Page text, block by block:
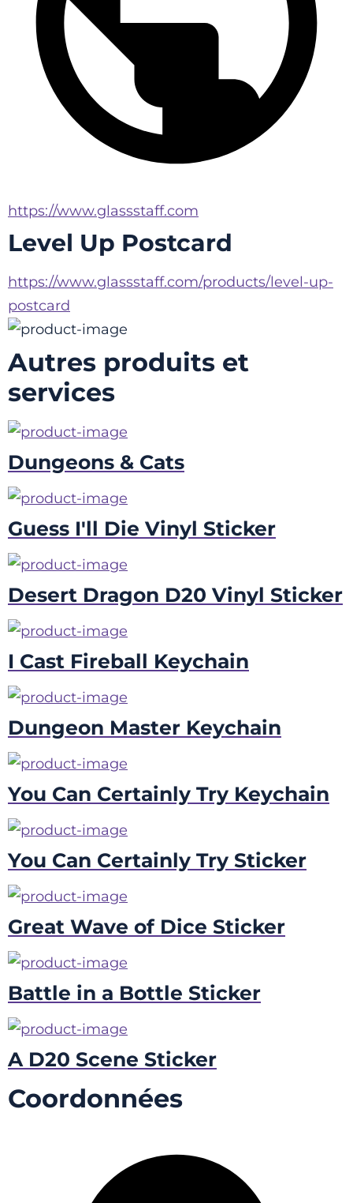
https://www.glassstaff.com
Level Up Postcard
https://www.glassstaff.com/products/level-up-
postcard
Autres produits et
services
Dungeons & Cats
Guess I'll Die Vinyl Sticker
Desert Dragon D20 Vinyl Sticker
I Cast Fireball Keychain
Dungeon Master Keychain
You Can Certainly Try Keychain
You Can Certainly Try Sticker
Great Wave of Dice Sticker
Battle in a Bottle Sticker
A D20 Scene Sticker
Coordonnées